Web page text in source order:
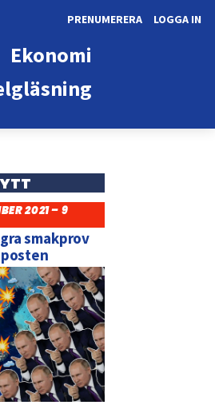
LOGGA IN
PRENUMERERA
Ekonomi
2021 – 9
smakprov